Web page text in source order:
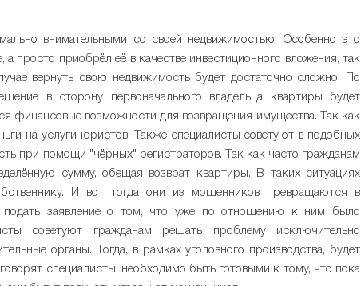
внимательными со своей недвижимостью. Особенно это
а просто приобрёл её в качестве инвестиционного вложения, так
вернуть свою недвижимость будет достаточно сложно. По
в сторону первоначального владельца квартиры будет
финансовые возможности для возвращения имущества. Так как
на услуги юристов. Также специалисты советуют в подобных
при помощи "чёрных" регистраторов. Так как часто гражданам
сумму, обещая возврат квартиры. В таких ситуациях
И вот тогда они из мошенников превращаются в
заявление о том, что уже по отношению к ним было
советуют гражданам решать проблему исключительно
органы. Тогда, в рамках уголовного производства, будет
специалисты, необходимо быть готовыми к тому, что пока